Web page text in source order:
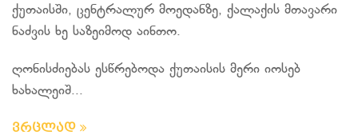
ქუთაისში, ცენტრალურ მოედანზე, ქალაქის მთავარი
ნაძვის ხე საზეიმოდ აინთო.
ღონისძიებას ესწრებოდა ქუთაისის მერი იოსებ
ხახალეიშ...
ვრცლად